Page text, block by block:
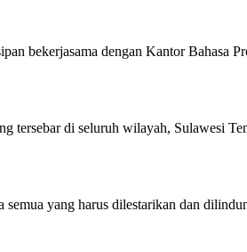
bekerjasama dengan Kantor Bahasa
tersebar di seluruh wilayah,
semua yang harus dilestarikan dan